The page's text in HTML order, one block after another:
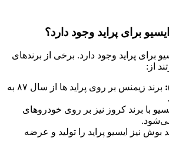
برای پراید وجود دارد؟
برای پراید وجود دارد. برخی از برندهای
از:
برند زیمنس بر روی پراید ها از سال ۸۷ به
.
با برند کروز نیز بر روی خودروهای
می‌شود.
بوش نیز ایسیو پراید را تولید و عرضه